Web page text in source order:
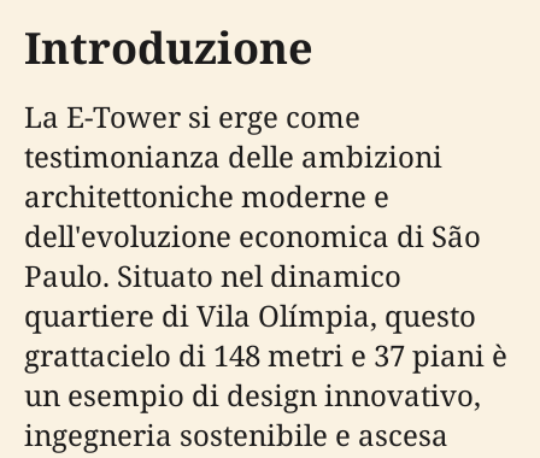
Introduzione
La E-Tower si erge come
testimonianza delle ambizioni
architettoniche moderne e
dell'evoluzione economica di São
Paulo. Situato nel dinamico
quartiere di Vila Olímpia, questo
grattacielo di 148 metri e 37 piani è
un esempio di design innovativo,
ingegneria sostenibile e ascesa